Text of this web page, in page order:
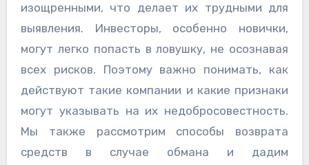
изощренными, что делает их трудными для
выявления. Инвесторы, особенно новички,
могут легко попасть в ловушку, не осознавая
всех рисков. Поэтому важно понимать, как
действуют такие компании и какие признаки
могут указывать на их недобросовестность.
Мы также рассмотрим способы возврата
средств в случае обмана и дадим